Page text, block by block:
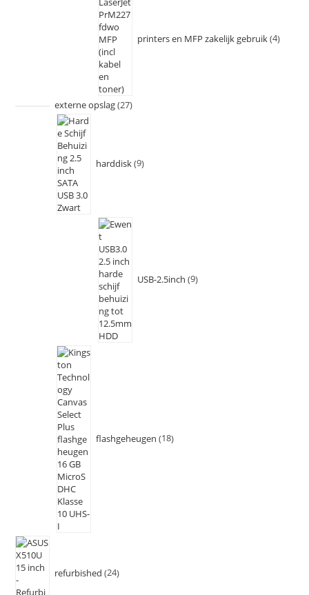
printers en MFP zakelijk gebruik 4
externe opslag 27
harddisk 9
USB-2.5inch 9
flashgeheugen 18
refurbished 24